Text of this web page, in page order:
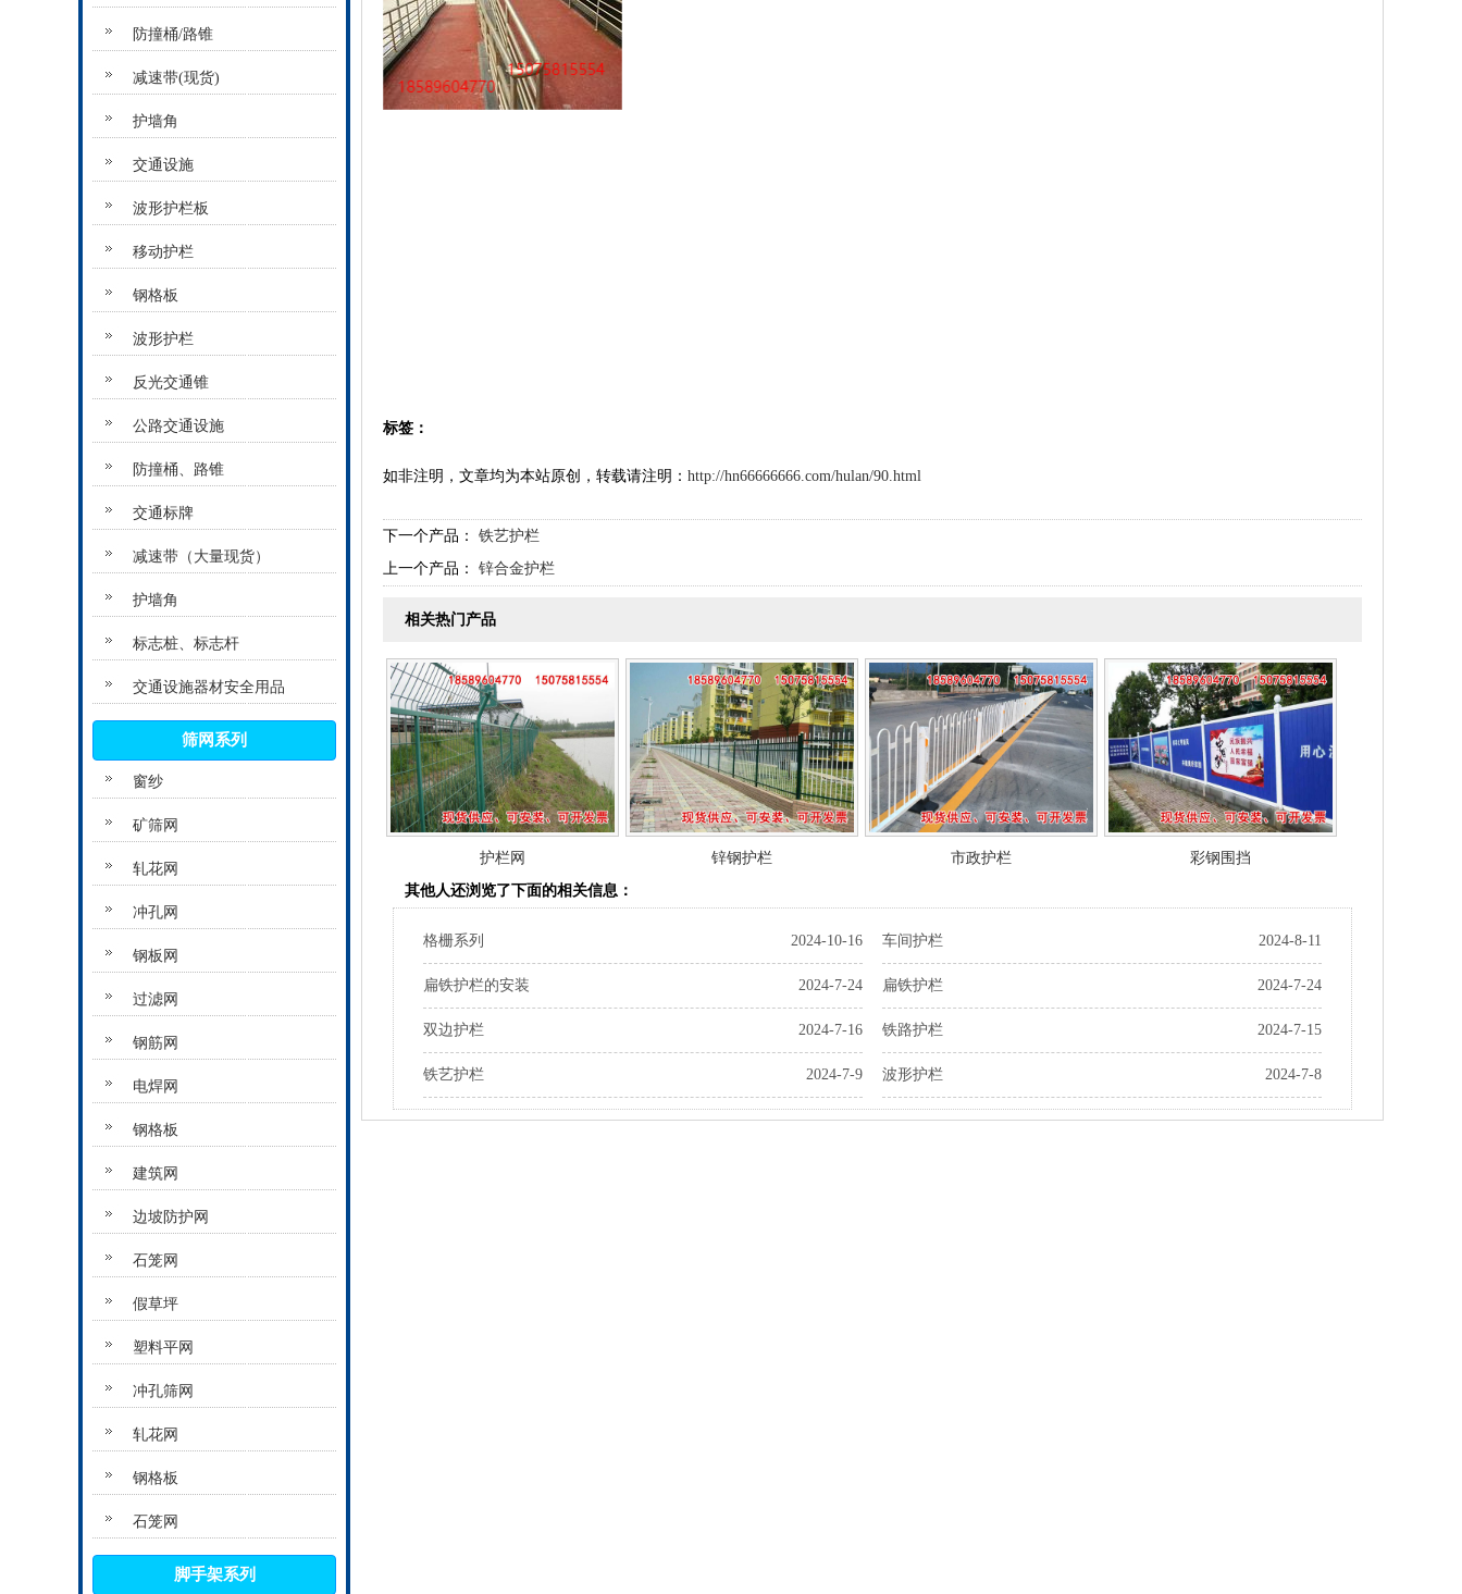
防撞桶/路锥
减速带(现货)
护墙角
交通设施
波形护栏板
移动护栏
钢格板
波形护栏
反光交通锥
公路交通设施
防撞桶、路锥
交通标牌
减速带（大量现货）
护墙角
标志桩、标志杆
交通设施器材安全用品
筛网系列
窗纱
矿筛网
轧花网
冲孔网
钢板网
过滤网
钢筋网
电焊网
钢格板
建筑网
边坡防护网
石笼网
假草坪
塑料平网
冲孔筛网
轧花网
钢格板
石笼网
脚手架系列
标签：
如非注明，文章均为本站原创，转载请注明： http://hn66666666.com/hulan/90.html
下一个产品： 铁艺护栏
上一个产品： 锌合金护栏
相关热门产品
护栏网 锌钢护栏 市政护栏
彩钢围挡
其他人还浏览了下面的相关信息：
2024-10-16
格栅系列 2024-8-11
车间护栏
2024-7-24
扁铁护栏的安装 2024-7-24
扁铁护栏
2024-7-16
双边护栏 2024-7-15
铁路护栏
2024-7-9
铁艺护栏 2024-7-8
波形护栏